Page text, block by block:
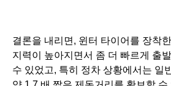
결론을 내리면, 윈터 타이어를 장착
지력이 높아지면서 좀 더 빠르게 출
수 있었고, 특히 정차 상황에서는 일